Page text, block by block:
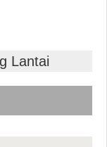
Lantai